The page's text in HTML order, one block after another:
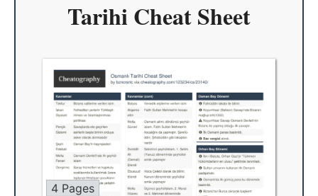
Tarihi Cheat Sheet
4 Pages